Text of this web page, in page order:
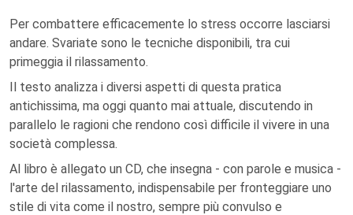
Per combattere efficacemente lo stress occorre lasciarsi
andare. Svariate sono le tecniche disponibili, tra cui
primeggia il rilassamento.
Il testo analizza i diversi aspetti di questa pratica
antichissima, ma oggi quanto mai attuale, discutendo in
parallelo le ragioni che rendono così difficile il vivere in una
società complessa.
Al libro è allegato un CD, che insegna - con parole e musica -
l'arte del rilassamento, indispensabile per fronteggiare uno
stile di vita come il nostro, sempre più convulso e